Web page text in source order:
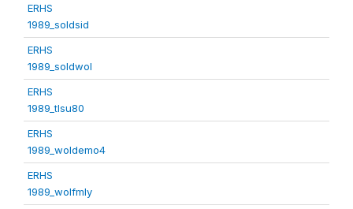
ERHS
1989_soldsid
ERHS
1989_soldwol
ERHS
1989_tlsu80
ERHS
1989_woldemo4
ERHS
1989_wolfmly